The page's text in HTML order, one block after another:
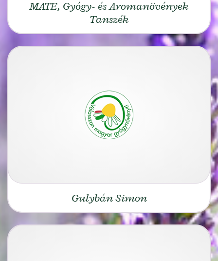
MATE, Gyógy- és Aromanövények
Tanszék
Gulybán Simon